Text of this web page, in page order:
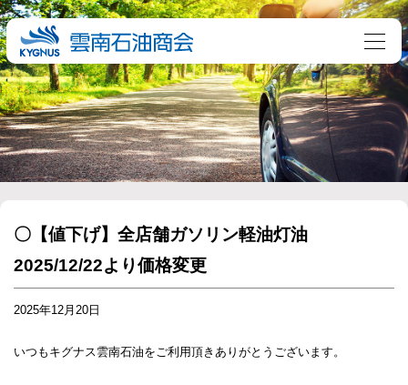
〇【値下げ】全店舗ガソリン軽油灯油
2025/12/22より価格変更
2025年12月20日
いつもキグナス雲南石油をご利用頂きありがとうございます。